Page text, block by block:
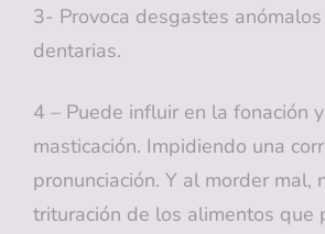
3- Provoca desgastes
dentarias.
4 – Puede influir en la fonación
masticación. Impidiendo una
pronunciación. Y al morder mal,
trituración de los alimentos que